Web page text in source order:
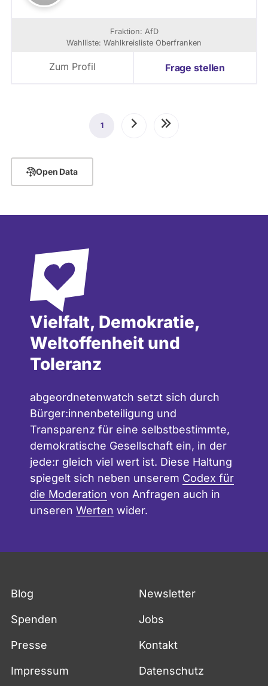
Fraktion: AfD
Wahlliste: Wahlkreisliste Oberfranken
Zum Profil Frage stellen
Seitennummerierung
Aktuelle
1 NächsteLetzte
Open Data
Vielfalt, Demokratie,
Weltoffenheit und
Toleranz
abgeordnetenwatch setzt sich durch
Bürger:innenbeteiligung und
Transparenz für eine selbstbestimmte,
demokratische Gesellschaft ein, in der
jede:r gleich viel wert ist. Diese Haltung
spiegelt sich neben unserem Codex für
die Moderation von Anfragen auch in
unseren Werten wider.
Blog Newsletter
Spenden Jobs
Presse Kontakt
Impressum Datenschutz